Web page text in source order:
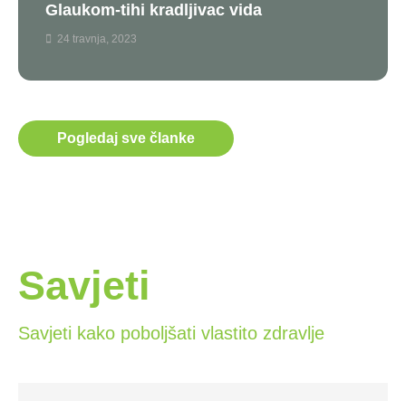
Glaukom-tihi kradljivac vida
24 travnja, 2023
Pogledaj sve članke
Savjeti
Savjeti kako poboljšati vlastito zdravlje